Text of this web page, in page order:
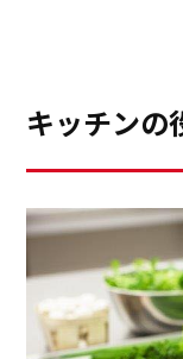
旅先で、その国
さです。都会的
ートしました。
キッチンの